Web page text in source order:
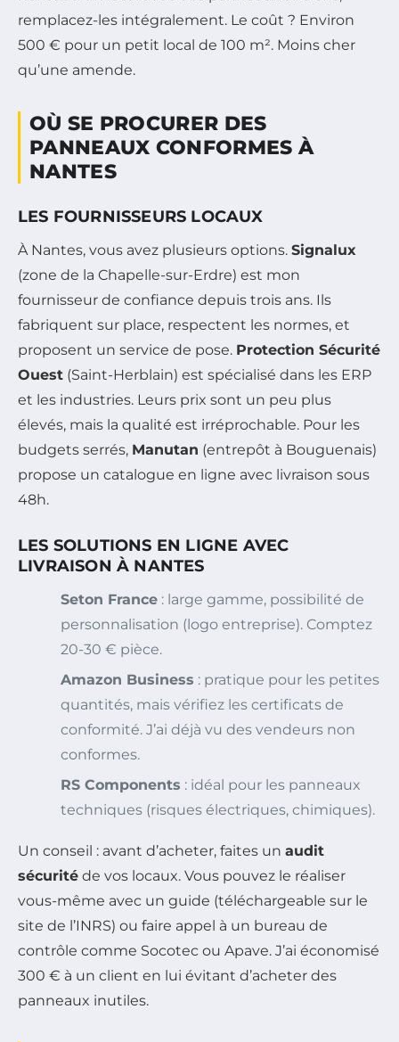
remplacez-les intégralement. Le coût ? Environ
500 € pour un petit local de 100 m². Moins cher
qu’une amende.
OÙ SE PROCURER DES
PANNEAUX CONFORMES À
NANTES
LES FOURNISSEURS LOCAUX
À Nantes, vous avez plusieurs options. Signalux
(zone de la Chapelle-sur-Erdre) est mon
fournisseur de confiance depuis trois ans. Ils
fabriquent sur place, respectent les normes, et
proposent un service de pose. Protection Sécurité
Ouest (Saint-Herblain) est spécialisé dans les ERP
et les industries. Leurs prix sont un peu plus
élevés, mais la qualité est irréprochable. Pour les
budgets serrés, Manutan (entrepôt à Bouguenais)
propose un catalogue en ligne avec livraison sous
48h.
LES SOLUTIONS EN LIGNE AVEC
LIVRAISON À NANTES
Seton France : large gamme, possibilité de
personnalisation (logo entreprise). Comptez
20-30 € pièce.
Amazon Business : pratique pour les petites
quantités, mais vérifiez les certificats de
conformité. J’ai déjà vu des vendeurs non
conformes.
RS Components : idéal pour les panneaux
techniques (risques électriques, chimiques).
Un conseil : avant d’acheter, faites un audit
sécurité de vos locaux. Vous pouvez le réaliser
vous-même avec un guide (téléchargeable sur le
site de l’INRS) ou faire appel à un bureau de
contrôle comme Socotec ou Apave. J’ai économisé
300 € à un client en lui évitant d’acheter des
panneaux inutiles.